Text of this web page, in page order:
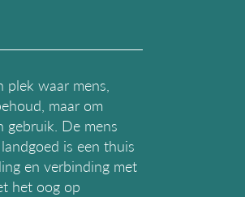
plek waar mens,
maar om
gebruik. De mens
is een thuis
en verbinding met
het oog op